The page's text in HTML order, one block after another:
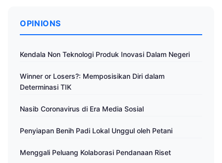
OPINIONS
Kendala Non Teknologi Produk Inovasi Dalam Negeri
Winner or Losers?: Memposisikan Diri dalam
Determinasi TIK
Nasib Coronavirus di Era Media Sosial
Penyiapan Benih Padi Lokal Unggul oleh Petani
Menggali Peluang Kolaborasi Pendanaan Riset